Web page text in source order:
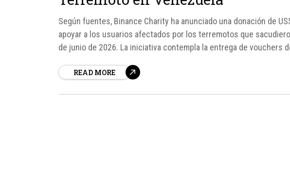
Según fuentes, Binance Charity ha anunciado una donación de
apoyar a los usuarios afectados por los terremotos que
de junio de 2026. La iniciativa contempla la entrega de vouchers
READ MORE